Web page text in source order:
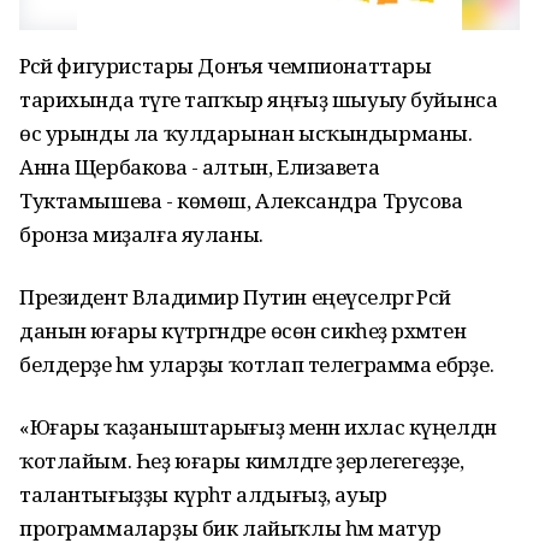
Рәсәй фигуристары Донъя чемпионаттары
тарихында тәүге тапҡыр яңғыҙ шыуыу буйынса
өс урынды ла ҡулдарынан ысҡындырманы.
Анна Щербакова - алтын, Елизавета
Туктамышева - көмөш, Александра Трусова
бронза миҙалға яуланы.
Президент Владимир Путин еңеүселәргә Рәсәй
данын юғары күтәргәндәре өсөн сикһеҙ рәхмәтен
белдерҙе һәм уларҙы ҡотлап телеграмма ебәрҙе.
«Юғары ҡаҙаныштарығыҙ менән ихлас күңелдән
ҡотлайым. Һеҙ юғары кимәлдәге әҙерлегегеҙҙе,
талантығыҙҙы күрһәтә алдығыҙ, ауыр
программаларҙы бик лайыҡлы һәм матур